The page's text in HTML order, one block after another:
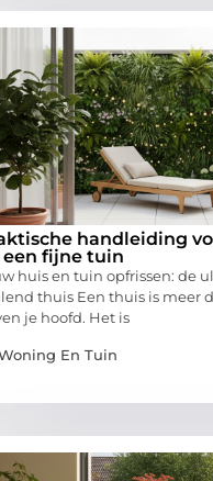
handleiding
een fijne tuin
huis en tuin opfrissen: de
thuis Een thuis is meer
je hoofd. Het is
En Tuin